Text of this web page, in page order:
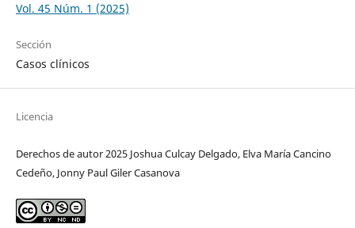
Vol. 45 Núm. 1 (2025)
Sección
Casos clínicos
Licencia
Derechos de autor 2025 Joshua Culcay Delgado, Elva María Cancino
Cedeño, Jonny Paul Giler Casanova